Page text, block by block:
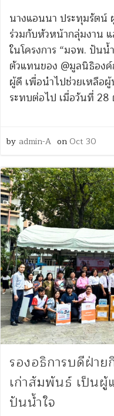
นางแอนนา ประทุมรัตน์
ร่วมกับหัวหน้ากลุ่มงาน
ในโครงการ “มจพ. ปัน
ตัวแทนของ @มูลนิธิอง
ผู้ดี เพื่อนำไปช่วยเหลือ
ระทบต่อไป เมื่อวันที่
by admin-A on Oct 30
รองอธิการบดีฝ่า
เก่าสัมพันธ์ เป็น
ปันน้ำใจ